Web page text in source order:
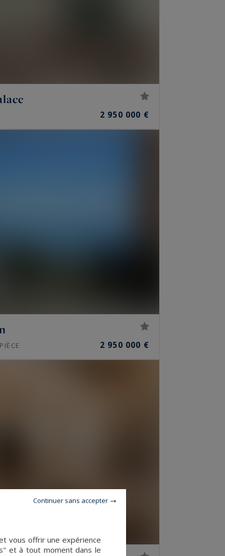
2 950 000 €
PIÈCE 2 950 000 €
vous offrir une expérience
et à tout moment dans le
Continuer sans accepter